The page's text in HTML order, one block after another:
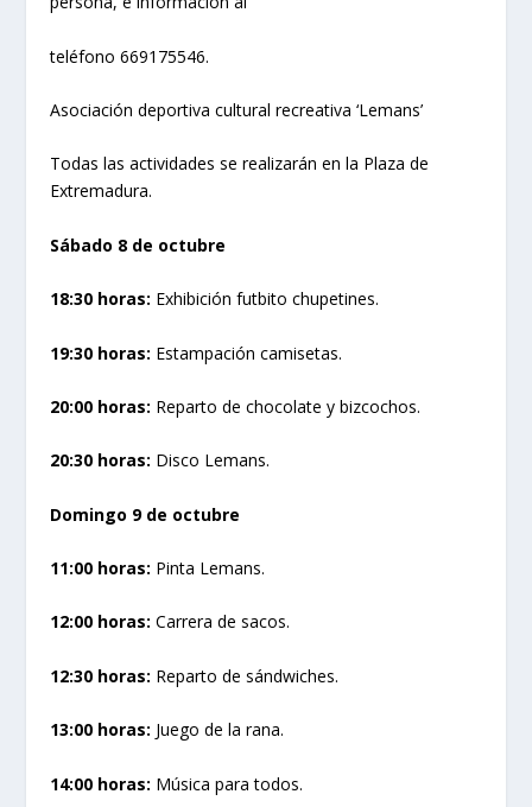
teléfono 669175546.
Asociación deportiva cultural recreativa ‘Lemans’
Todas las actividades se realizarán en la Plaza de
Extremadura.
Sábado 8 de octubre
18:30 horas: Exhibición futbito chupetines.
19:30 horas: Estampación camisetas.
20:00 horas: Reparto de chocolate y bizcochos.
20:30 horas: Disco Lemans.
Domingo 9 de octubre
11:00 horas: Pinta Lemans.
12:00 horas: Carrera de sacos.
12:30 horas: Reparto de sándwiches.
13:00 horas: Juego de la rana.
14:00 horas: Música para todos.